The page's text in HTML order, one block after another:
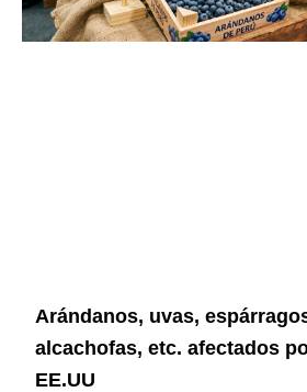
Arándanos, uvas,
alcachofas, etc. afectados
EE.UU